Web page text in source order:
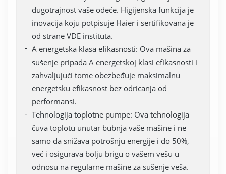
dugotrajnost vaše odeće. Higijenska funkcija je
inovacija koju potpisuje Haier i sertifikovana je
od strane VDE instituta.
A energetska klasa efikasnosti: Ova mašina za
sušenje pripada A energetskoj klasi efikasnosti i
zahvaljujući tome obezbeđuje maksimalnu
energetsku efikasnost bez odricanja od
performansi.
Tehnologija toplotne pumpe: Ova tehnologija
čuva toplotu unutar bubnja vaše mašine i ne
samo da snižava potrošnju energije i do 50%,
već i osigurava bolju brigu o vašem vešu u
odnosu na regularne mašine za sušenje veša.